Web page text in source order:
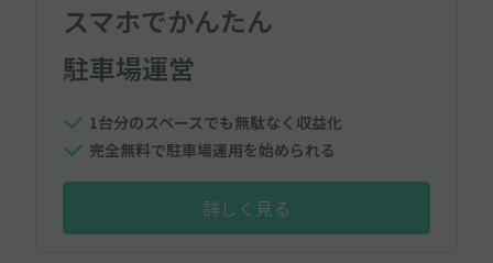
スマホでかんたん
駐車場運営
1台分のスペースでも無駄なく収益化
完全無料で駐車場運用を始められる
詳しく見る